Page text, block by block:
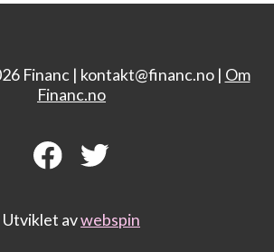
Financ | kontakt@financ.no | Om
Financ.no
Utviklet avwebspin